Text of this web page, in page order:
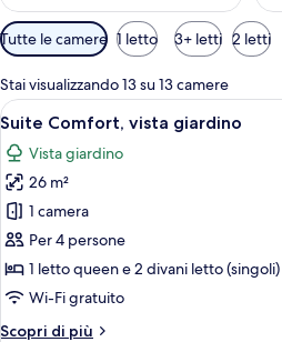
Filtri
disponibili
per
le
camere
Tutte le camere 1 letto 3+ letti 2 letti
Stai visualizzando 13 su 13 camere
Apri
tutte
le
foto
per
Suite
Comfort,
vista
giardino
9
Suite Comfort, vista giardino
Vista giardino
26 m²
1 camera
Per 4 persone
1 letto queen e 2 divani letto (singoli)
Wi-Fi gratuito
Scopri di più
Altri